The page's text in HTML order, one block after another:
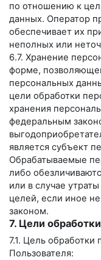
по отношению к
данных. Оператор
обеспечивает их
неполных или
6.7. Хранение
форме,
персональных
цели обработки
хранения
федеральным
является субъект
Обрабатываемые
либо
или в случае
целей, если иное
законом.
7. Цели
7.1. Цель
Пользователя: